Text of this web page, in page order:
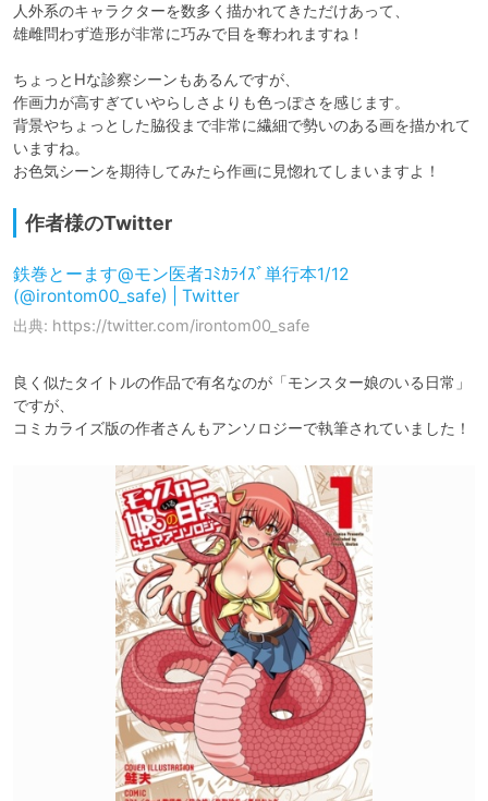
人外系のキャラクターを数多く描かれてきただけあって、
雄雌問わず造形が非常に巧みで目を奪われますね！
ちょっとHな診察シーンもあるんですが、
作画力が高すぎていやらしさよりも色っぽさを感じます。
背景やちょっとした脇役まで非常に繊細で勢いのある画を描かれて
いますね。
お色気シーンを期待してみたら作画に見惚れてしまいますよ！
作者様のTwitter
鉄巻とーます@モン医者ｺﾐｶﾗｲｽﾞ単行本1/12
(@irontom00_safe) | Twitter
出典: https://twitter.com/irontom00_safe
良く似たタイトルの作品で有名なのが「モンスター娘のいる日常」
ですが、
コミカライズ版の作者さんもアンソロジーで執筆されていました！